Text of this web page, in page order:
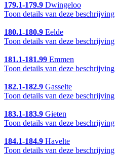
179.1-179.9 Dwingeloo
Toon details van deze beschrijving
180.1-180.9 Eelde
Toon details van deze beschrijving
181.1-181.99 Emmen
Toon details van deze beschrijving
182.1-182.9 Gasselte
Toon details van deze beschrijving
183.1-183.9 Gieten
Toon details van deze beschrijving
184.1-184.9 Havelte
Toon details van deze beschrijving